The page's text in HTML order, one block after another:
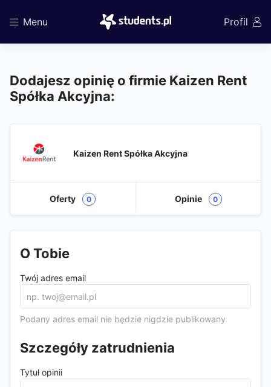
Menu Profil
Dodajesz opinię o firmie Kaizen Rent
Spółka Akcyjna:
Kaizen Rent Spółka Akcyjna
Oferty 0 Opinie 0
O Tobie
Twój adres email
Podany adres email nie będzie nigdzie publikowany
Szczegóły zatrudnienia
Tytuł opinii